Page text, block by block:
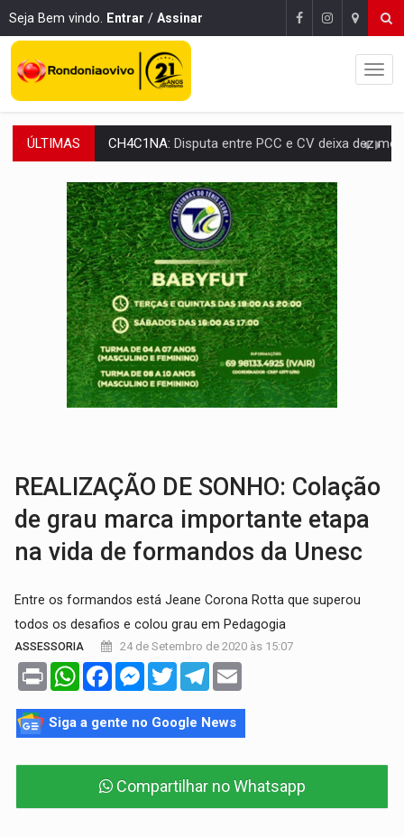
Seja Bem vindo. Entrar / Assinar
ÚLTIMAS IMUNIZAÇÃO:Prefeitura inicia campanha de multivacinação para crianças
QUIRINUS:Draco faz operação para prender faccionados que atacaram
TRAFICANTE PRESO:Operação Brasil Contra o Crime apreende quase meia
SUPER EL NIÑO:Trabalho inédito vai garantir água potável para
FAMÍLIA MORREU:Identificadas as cinco vítimas de acidente na BR-364,
BRASIL CONTRA O CRIME:Acusado de guardar armas de facção é preso com
TRAGÉDIA:Sobe para cinco o número de mortos em colisão entre carreta e
EDUCAÇÃO BÁSICA:Ideb avança nos anos iniciais do ensino
REALIZAÇÃO DE SONHO: Colação
de grau marca importante etapa
na vida de formandos da Unesc
Entre os formandos está Jeane Corona Rotta que superou
todos os desafios e colou grau em Pedagogia
ASSESSORIA 24 de Setembro de 2020 às 15:07
Print WhatsAppFacebookMessenger
TwitterTelegram
Siga a gente no Google News
Compartilhar no Whatsapp